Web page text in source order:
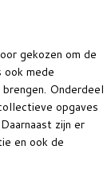
gekozen om de
mede
Onderdeel
opgaves
zijn er
en ook de